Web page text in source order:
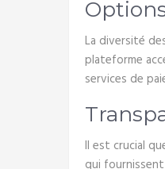
La diversité
plateforme
services de
Il est crucial
qui